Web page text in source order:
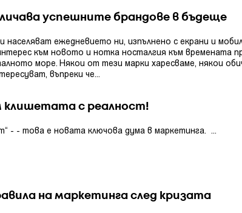
успешните брандове в бъдеще
ежедневието ни, изпълнено с екрани и
към новото и нотка носталгия към времената
море. Някои от тези марки харесваме, някои
въпреки че...
клишетата с реалност!
- - това е новата ключова дума в маркетинга. ...
на маркетинга след кризата